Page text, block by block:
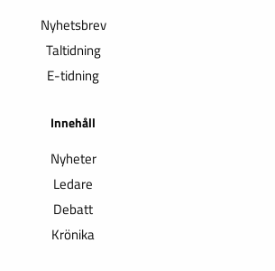
Nyhetsbrev
Taltidning
E-tidning
Innehåll
Nyheter
Ledare
Debatt
Krönika